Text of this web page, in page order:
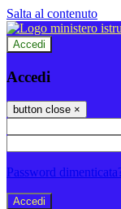
Salta al contenuto
Accedi
Accedi
button close ×
Password